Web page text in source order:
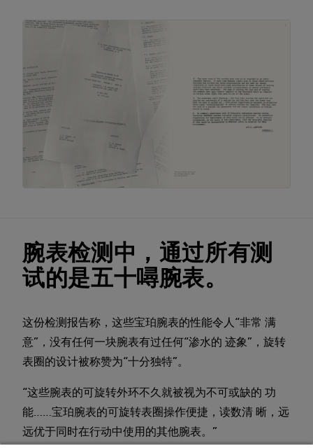
腕表检测中，通过所有测
试的是五十噚腕表。
这份检测报告称，这些宝珀腕表的性能令人“非常 满
意”，没有任何一块腕表有过任何“渗水的 迹象”，旋转
表圈的设计被称赞为“十分独特”。
“这些腕表的可旋转外环不久就被视为不可或缺的 功
能……宝珀腕表的可旋转表圈操作便捷，读数清 晰，远
远优于同时在行动中使用的其他腕表。”